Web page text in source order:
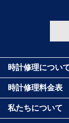
時計修理につい
時計修理料金表
私たちについて